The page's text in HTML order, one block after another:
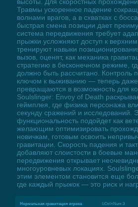
Травмы ускоренное падение
волнами врагов, а в схватках с
быстрая смена позиции дает
система передвижения требует
прыжки усложняют доступ к
тренируют навыки
вызов, оценят, как механика
стратегию в бесконечном режиме,
должно быть рассчитано. Контроль
ключом к выживанию — теперь даже
превращаются в возможность для
Soulslinger: Envoy of Death
геймплея, где физика персонажа
секунду сражений и исследований.
функциональность подойдет как
желающим оптимизировать
новичкам, готовым освоить
гравитации. Скорость падения и
добавляют слоистости в боевые
передвижения открывает
многоуровневых локациях.
этим элементом становится еще
где каждый прыжок — это риск и
Нормальная гравитация игрока LCtrl+Num 3